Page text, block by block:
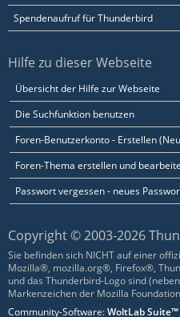
Spendenaufruf für Thunderbird
Hilfe zu dieser Webseite
Übersicht der Hilfe zur Webseite
Die Suchfunktion benutzen
Foren-Benutzerkonto - Erstellen
Foren-Thema erstellen und
Passwort vergessen - neues
Copyright © 2003-2026
Sie befinden sich NICHT auf einer
Mozilla®, mozilla.org®, Firefox®,
und das Thunderbird-Logo sind
Markenzeichen der Mozilla
Community-Software:WoltLab Suite™